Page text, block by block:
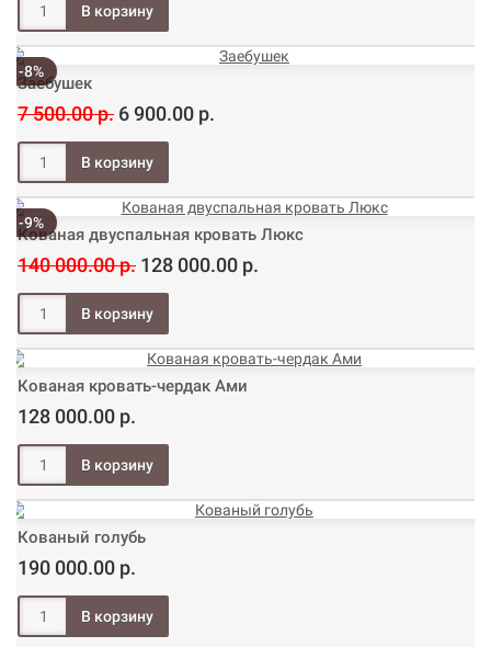
-8%
Заебушек
7 500.00 р. 6 900.00 р.
-9%
Кованая двуспальная кровать Люкс
140 000.00 р. 128 000.00 р.
Кованая кровать-чердак Ами
128 000.00 р.
Кованый голубь
190 000.00 р.